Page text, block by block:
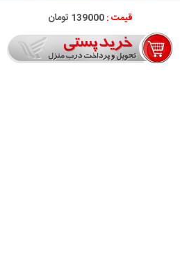
قیمت :139000 تومان